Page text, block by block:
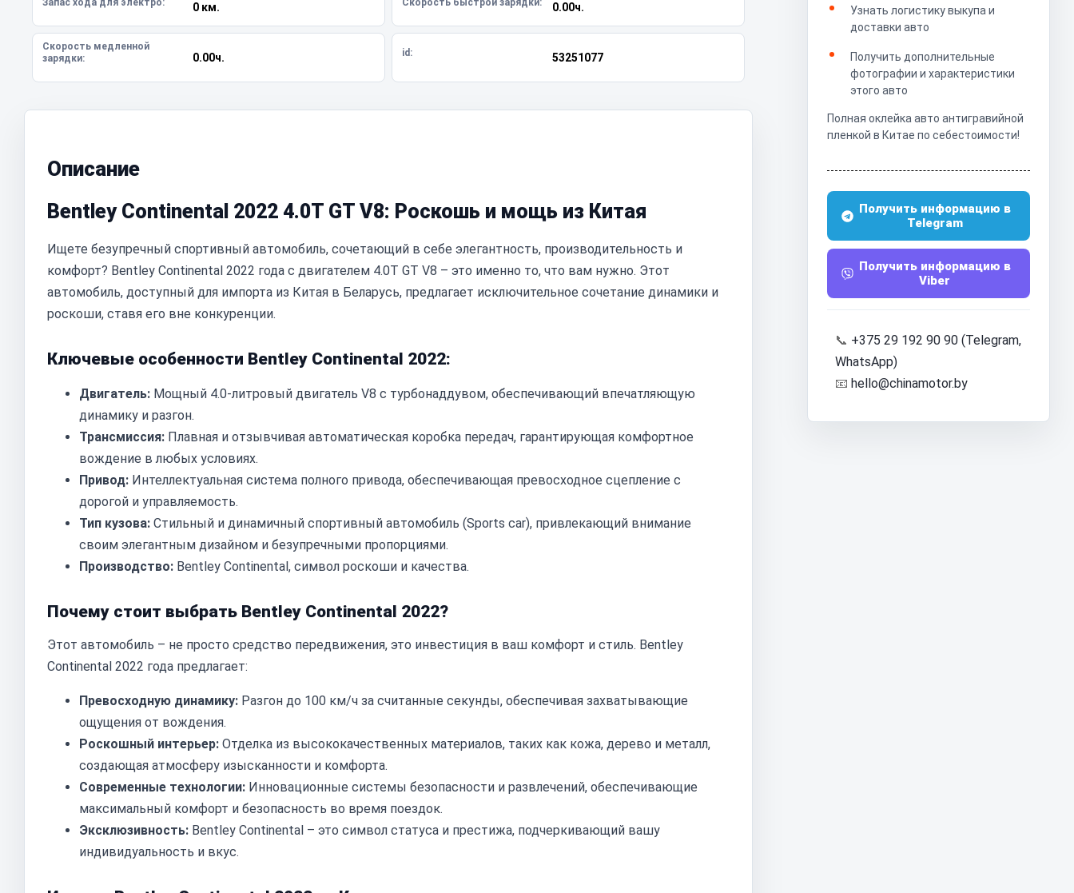
Запас хода для электро: 0 км. Скорость быстрой зарядки: 0.00ч.
Скорость медленной
зарядки:
0.00ч. id: 53251077
Описание
Bentley Continental 2022 4.0T GT V8: Роскошь и мощь из Китая
Ищете безупречный спортивный автомобиль, сочетающий в себе элегантность, производительность и
комфорт? Bentley Continental 2022 года с двигателем 4.0T GT V8 – это именно то, что вам нужно. Этот
автомобиль, доступный для импорта из Китая в Беларусь, предлагает исключительное сочетание динамики и
роскоши, ставя его вне конкуренции.
Ключевые особенности Bentley Continental 2022:
Двигатель: Мощный 4.0-литровый двигатель V8 с турбонаддувом, обеспечивающий впечатляющую
динамику и разгон.
Трансмиссия: Плавная и отзывчивая автоматическая коробка передач, гарантирующая комфортное
вождение в любых условиях.
Привод: Интеллектуальная система полного привода, обеспечивающая превосходное сцепление с
дорогой и управляемость.
Тип кузова: Стильный и динамичный спортивный автомобиль (Sports car), привлекающий внимание
своим элегантным дизайном и безупречными пропорциями.
Производство: Bentley Continental, символ роскоши и качества.
Почему стоит выбрать Bentley Continental 2022?
Этот автомобиль – не просто средство передвижения, это инвестиция в ваш комфорт и стиль. Bentley
Continental 2022 года предлагает:
Превосходную динамику: Разгон до 100 км/ч за считанные секунды, обеспечивая захватывающие
ощущения от вождения.
Роскошный интерьер: Отделка из высококачественных материалов, таких как кожа, дерево и металл,
создающая атмосферу изысканности и комфорта.
Современные технологии: Инновационные системы безопасности и развлечений, обеспечивающие
максимальный комфорт и безопасность во время поездок.
Эксклюзивность: Bentley Continental – это символ статуса и престижа, подчеркивающий вашу
индивидуальность и вкус.
Узнать логистику выкупа и
доставки авто
Получить дополнительные
фотографии и характеристики
этого авто
Полная оклейка авто антигравийной
пленкой в Китае по себестоимости!
Получить информацию в
Telegram
Получить информацию в
Viber
📞 +375 29 192 90 90 (Telegram,
WhatsApp)
📧 hello@chinamotor.by